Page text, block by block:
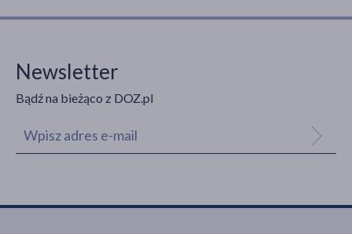
Newsletter
Bądź na bieżąco z DOZ.pl